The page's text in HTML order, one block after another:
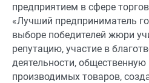
предприятием в сфере
«Лучший предприниматель
выборе победителей жюри
репутацию, участие в
деятельности,
производимых товаров,